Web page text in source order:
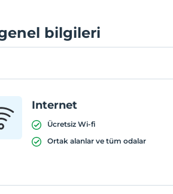
bilgileri
Internet
Ücretsiz Wi-fi
Ortak alanlar ve tüm odalar